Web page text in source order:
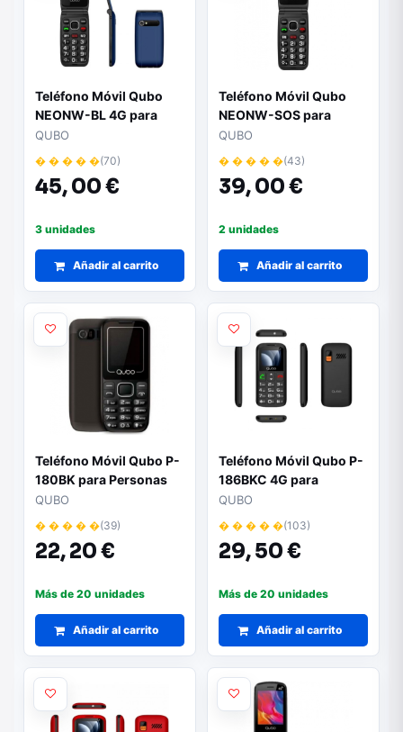
Teléfono Móvil Qubo
NEONW-BL 4G para
Personas Mayores/
QUBO
� � � � �(70)
45,00 €
3 unidades
Añadir al carrito
Teléfono Móvil Qubo
NEONW-SOS para
Personas Mayores/
QUBO
� � � � �(43)
39,00 €
2 unidades
Añadir al carrito
Teléfono Móvil Qubo P-
180BK para Personas
Mayores/ Negro
QUBO
� � � � �(39)
22,20 €
Más de 20 unidades
Añadir al carrito
Teléfono Móvil Qubo P-
186BKC 4G para
Personas Mayores/
QUBO
� � � � �(103)
29,50 €
Más de 20 unidades
Añadir al carrito